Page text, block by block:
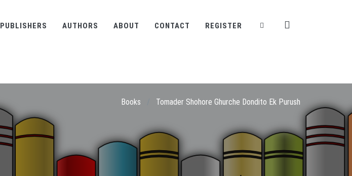
PUBLISHERS AUTHORS ABOUT CONTACT REGISTER
Books Tomader Shohore Ghurche Dondito Ek Purush